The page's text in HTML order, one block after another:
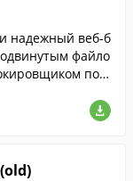
надежный веб-б
файло
поп